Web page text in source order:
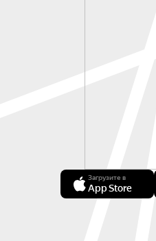
Загрузите в
App Store